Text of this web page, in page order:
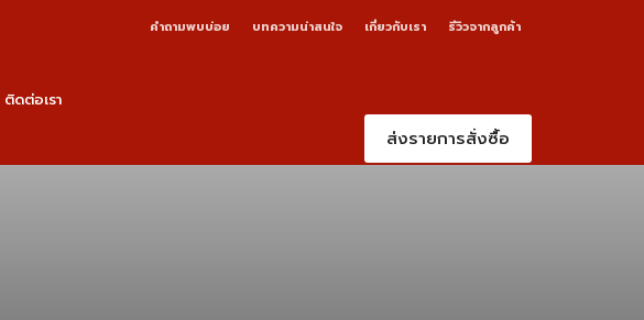
คำถามพบบ่อย บทความน่าสนใจ เกี่ยวกับเรา รีวิวจากลูกค้า
ติดต่อเรา
ส่งรายการสั่งซื้อ